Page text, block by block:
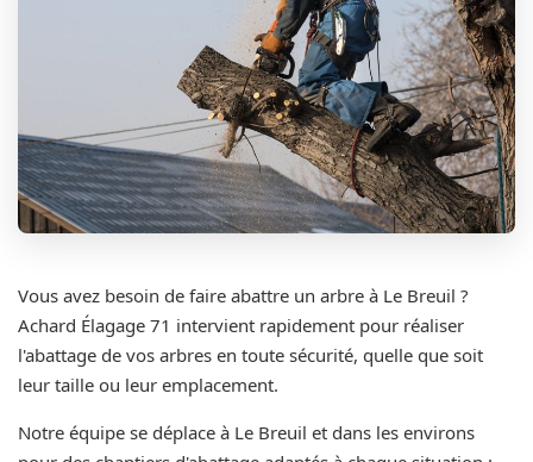
Vous avez besoin de faire abattre un arbre à Le Breuil ?
Achard Élagage 71 intervient rapidement pour réaliser
l'abattage de vos arbres en toute sécurité, quelle que soit
leur taille ou leur emplacement.
Notre équipe se déplace à Le Breuil et dans les environs